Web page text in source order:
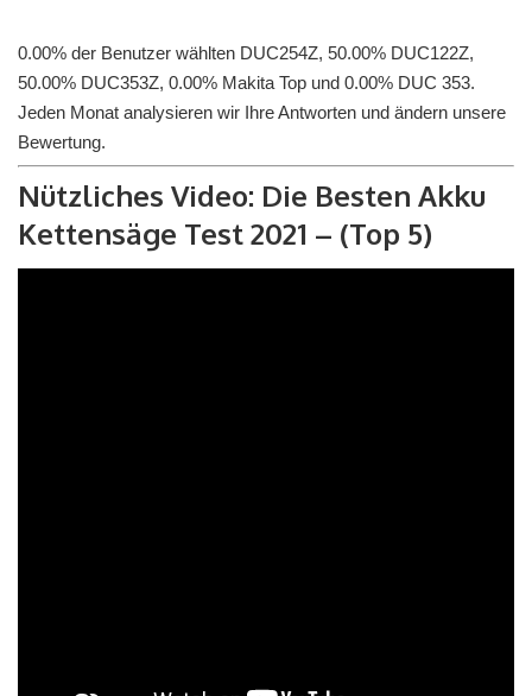
0.00% der Benutzer wählten DUC254Z, 50.00% DUC122Z,
50.00% DUC353Z, 0.00% Makita Top und 0.00% DUC 353.
Jeden Monat analysieren wir Ihre Antworten und ändern unsere
Bewertung.
Nützliches Video: Die Besten Akku
Kettensäge Test 2021 – (Top 5)